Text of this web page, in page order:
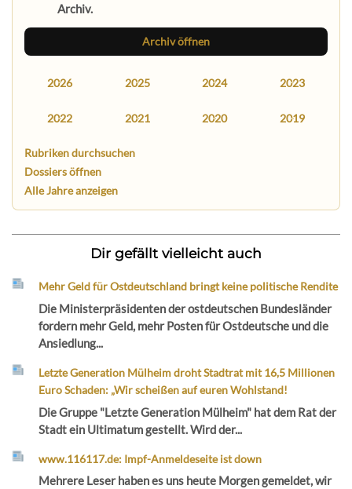
Archiv.
Archiv öffnen
2026 2025 2024 2023
2022 2021 2020 2019
Rubriken durchsuchen
Dossiers öffnen
Alle Jahre anzeigen
Dir gefällt vielleicht auch
Mehr Geld für Ostdeutschland bringt keine politische Rendite
Die Ministerpräsidenten der ostdeutschen Bundesländer
fordern mehr Geld, mehr Posten für Ostdeutsche und die
Ansiedlung...
Letzte Generation Mülheim droht Stadtrat mit 16,5 Millionen
Euro Schaden: „Wir scheißen auf euren Wohlstand!
Die Gruppe "Letzte Generation Mülheim" hat dem Rat der
Stadt ein Ultimatum gestellt. Wird der...
www.116117.de: Impf-Anmeldeseite ist down
Mehrere Leser haben es uns heute Morgen gemeldet, wir